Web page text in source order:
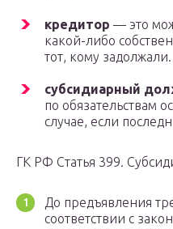
кредитор — это
какой-либо
тот, кому задолжали.
субсидиарный
по обязательствам
случае, если
ГК РФ Статья 399.
До предъявления
соответствии с